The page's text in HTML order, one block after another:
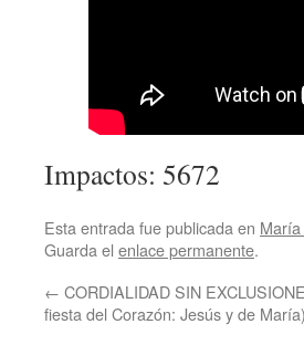
Impactos: 5672
Esta entrada fue publicada en
Guarda el enlace permanente.
← CORDIALIDAD SIN
fiesta del Corazón: Jesús y de María)